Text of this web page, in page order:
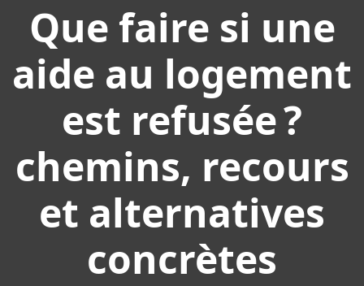
Que faire si une
aide au logement
est refusée ?
chemins, recours
et alternatives
concrètes